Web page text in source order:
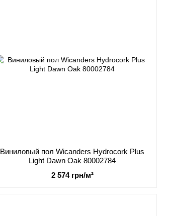
Виниловый пол Wicanders Hydrocork Plus
Light Dawn Oak 80002784
2 574 грн/м²